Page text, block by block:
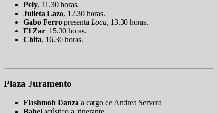
Poly, 11.30 horas.
Julieta Lazo, 12.30 horas.
Gabo Ferro presenta Loca, 13.30 horas.
El Zar, 15.30 horas.
Chita, 16.30 horas.
Plaza Juramento
Flashmob Danza a cargo de Andrea Servera
Babel acústico a itinerante